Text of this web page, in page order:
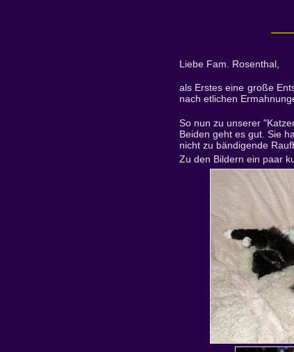
Liebe Fam. Rosenthal,
als Erstes eine große
nach etlichen
So nun zu unserer
Beiden geht es gut. Sie
nicht zu bändigende
Zu den Bildern ein paar